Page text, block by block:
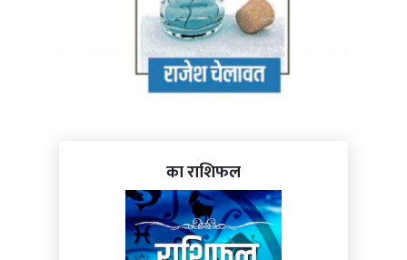
का राशिफल